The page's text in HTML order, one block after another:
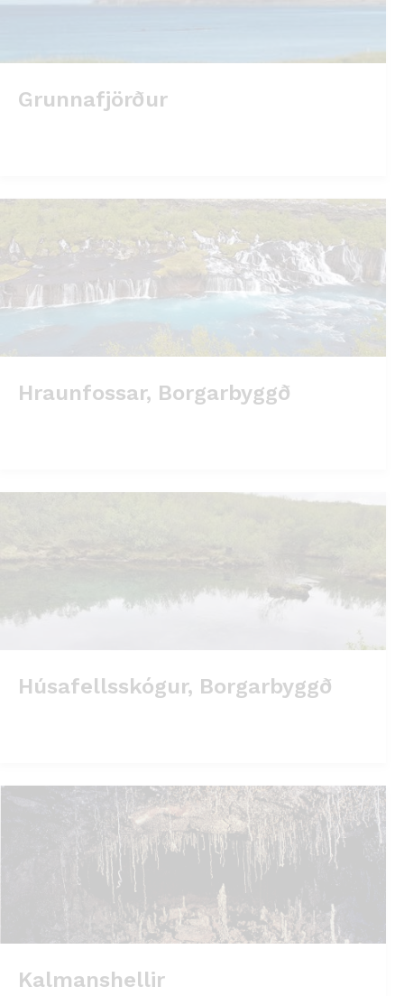
Grunnafjörður
Hraunfossar, Borgarbyggð
Húsafellsskógur, Borgarbyggð
Kalmanshellir